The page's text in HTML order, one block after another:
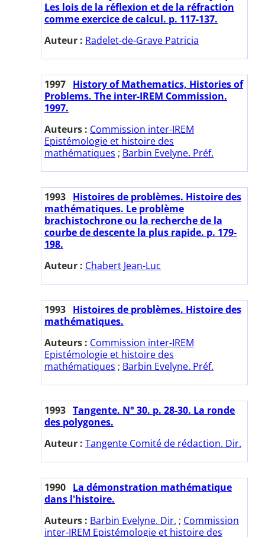
Les lois de la réflexion et de la réfraction
comme exercice de calcul. p. 117-137.
Auteur : Radelet-de-Grave Patricia
1997 History of Mathematics, Histories of
Problems. The inter-IREM Commission.
1997.
Auteurs : Commission inter-IREM
Epistémologie et histoire des
mathématiques ; Barbin Evelyne. Préf.
1993 Histoires de problèmes. Histoire des
mathématiques. Le problème
brachistochrone ou la recherche de la
courbe de descente la plus rapide. p. 179-
198.
Auteur : Chabert Jean-Luc
1993 Histoires de problèmes. Histoire des
mathématiques.
Auteurs : Commission inter-IREM
Epistémologie et histoire des
mathématiques ; Barbin Evelyne. Préf.
1993 Tangente. N° 30. p. 28-30. La ronde
des polygones.
Auteur : Tangente Comité de rédaction. Dir.
1990 La démonstration mathématique
dans l'histoire.
Auteurs : Barbin Evelyne. Dir. ; Commission
inter-IREM Epistémologie et histoire des